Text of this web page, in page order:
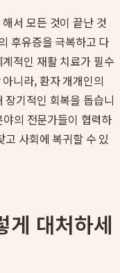
서 모든 것이 끝난 것
후유증을 극복하고 다
적인 재활 치료가 필수
니라, 환자 개개인의
장기적인 회복을 돕습니
의 전문가들이 협력하
고 사회에 복귀할 수 있
게 대처하세